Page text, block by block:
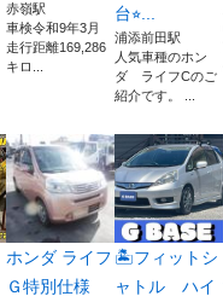
赤嶺駅
車検令和9年3月
走行距離169,286
キロ...
台⭐︎...
浦添前田駅
人気車種のホン
ダ ライフCのご
紹介です。 ...
ホンダ ライフ
Ｇ特別仕様
🏝️フィットシ
ャトル ハイ